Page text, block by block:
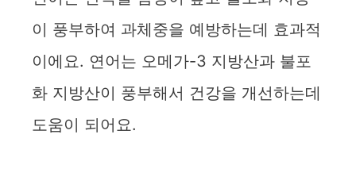
이 풍부하여 과체중을 예방하는데 효과적
이에요. 연어는 오메가-3 지방산과 불포
화 지방산이 풍부해서 건강을 개선하는데
도움이 되어요.